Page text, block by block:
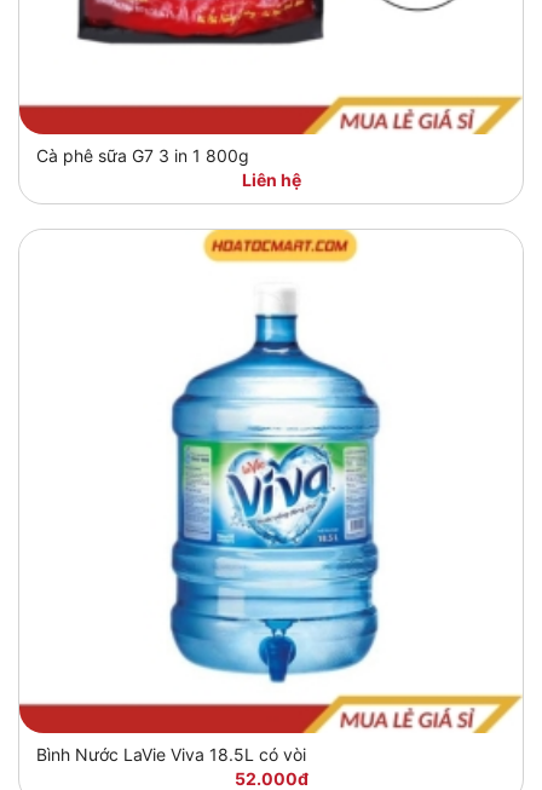
Cà phê sữa G7 3 in 1 800g
Liên hệ
Bình Nước LaVie Viva 18.5L có vòi
52.000đ